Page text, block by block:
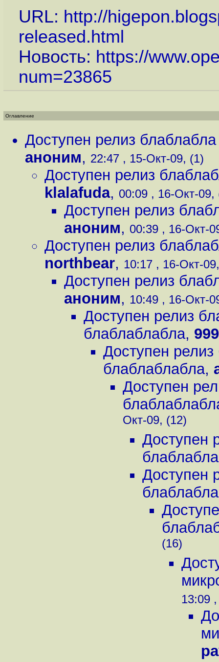
URL: http://
released.html
Новость: https://
num=23865
Оглавление
Доступен релиз
аноним, 22:47 , 15-Окт-09, (1)
Доступен релиз
klalafuda, 00:09 , 16-Окт-09,
Доступен релиз
аноним, 00:39 , 16-Окт-
Доступен релиз
northbear, 10:17 , 16-Окт-
Доступен релиз
аноним, 10:49 , 16-Окт-
Доступен релиз
блаблаблабла, 999
Доступен
блаблаблабла,
Доступен
Окт-09, (12)
Доступен
Доступен
(16)
13:09